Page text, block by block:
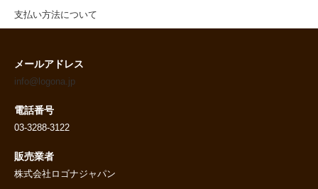
支払い方法について
メールアドレス
info@logona.jp
電話番号
03-3288-3122
販売業者
株式会社ロゴナジャパン